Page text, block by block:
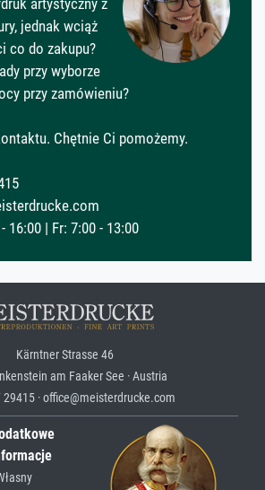
jednak wciąż
co do zakupu?
przy wyborze
przy zamówieniu?
Chętnie Ci pomożemy.
16:00 | Fr: 7:00 - 13:00
Kärntner Strasse 46
am Faaker See · Austria
· office@meisterdrucke.com